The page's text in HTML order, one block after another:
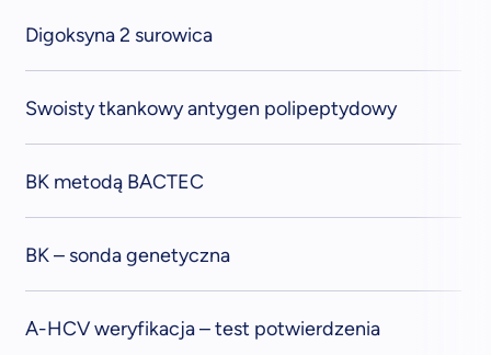
Digoksyna 2 surowica
Swoisty tkankowy antygen polipeptydowy
BK metodą BACTEC
BK – sonda genetyczna
A-HCV weryfikacja – test potwierdzenia